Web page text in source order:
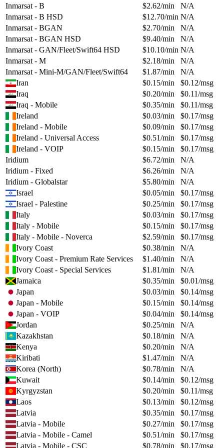
Inmarsat - B
$2.62/min
N/A
Inmarsat - B HSD
$12.70/min N/A
Inmarsat - BGAN
$2.70/min
N/A
Inmarsat - BGAN HSD
$9.40/min
N/A
Inmarsat - GAN/Fleet/Swift64 HSD
$10.10/min N/A
Inmarsat - M
$2.18/min
N/A
Inmarsat - Mini-M/GAN/Fleet/Swift64
$1.87/min
N/A
Iran
$0.15/min $0.12/msg
Iraq
$0.20/min $0.11/msg
Iraq - Mobile
$0.35/min $0.11/msg
Ireland
$0.03/min $0.17/msg
Ireland - Mobile
$0.09/min $0.17/msg
Ireland - Universal Access
$0.51/min $0.17/msg
Ireland - VOIP
$0.15/min $0.17/msg
Iridium
$6.72/min
N/A
Iridium - Fixed
$6.26/min
N/A
Iridium - Globalstar
$5.80/min
N/A
Israel
$0.05/min $0.17/msg
Israel - Palestine
$0.25/min $0.17/msg
Italy
$0.03/min $0.17/msg
Italy - Mobile
$0.15/min $0.17/msg
Italy - Mobile - Noverca
$2.59/min $0.17/msg
Ivory Coast
$0.38/min
N/A
Ivory Coast - Premium Rate Services
$1.40/min
N/A
Ivory Coast - Special Services
$1.81/min
N/A
Jamaica
$0.35/min $0.01/msg
Japan
$0.03/min $0.14/msg
Japan - Mobile
$0.15/min $0.14/msg
Japan - VOIP
$0.04/min $0.14/msg
Jordan
$0.25/min
N/A
Kazakhstan
$0.18/min
N/A
Kenya
$0.20/min
N/A
Kiribati
$1.47/min
N/A
Korea (North)
$0.78/min
N/A
Kuwait
$0.14/min $0.12/msg
Kyrgyzstan
$0.20/min $0.11/msg
Laos
$0.13/min $0.12/msg
Latvia
$0.35/min $0.17/msg
Latvia - Mobile
$0.27/min $0.17/msg
Latvia - Mobile - Camel
$0.51/min $0.17/msg
Latvia - Mobile - CSC
$0.78/min $0.17/msg